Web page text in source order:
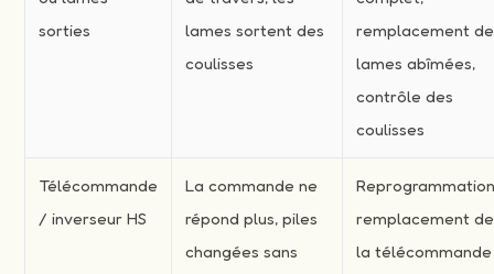
sorties
lames sortent des
coulisses
remplacement de
lames abîmées,
contrôle des
coulisses
Télécommande
/ inverseur HS
La commande ne
répond plus, piles
changées sans
remplacement de
la télécommande